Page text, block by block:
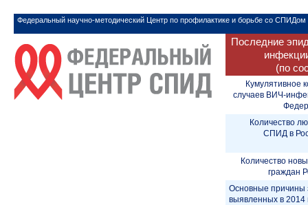
Федеральный научно-методический Центр по профилактике и борьбе со СПИДом
Последние
(по
Кумулятивное
случаев ВИЧ-
Количество
СПИД в
Количество
граждан
Основные причины
выявленных в 2014